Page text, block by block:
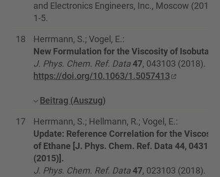
and Electronics Engineers, Inc., Moscow (2018),
1-5.
18
Herrmann, S.; Vogel, E.:
New Formulation for the Viscosity of
J. Phys. Chem. Ref. Data47, 043103 (2018).
https://doi.org/10.1063/1.5057413
Beitrag (Auszug)
17
Herrmann, S.; Hellmann, R.; Vogel, E.:
Update: Reference Correlation for the Viscosity
of Ethane [J. Phys. Chem. Ref. Data 44, 043101
(2015)].
J. Phys. Chem. Ref. Data47, 023103 (2018).